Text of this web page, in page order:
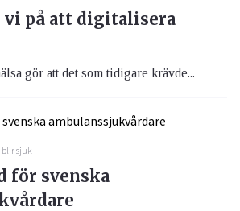
vi på att digitalisera
gör att det som tidigare krävde...
sjuk
för svenska